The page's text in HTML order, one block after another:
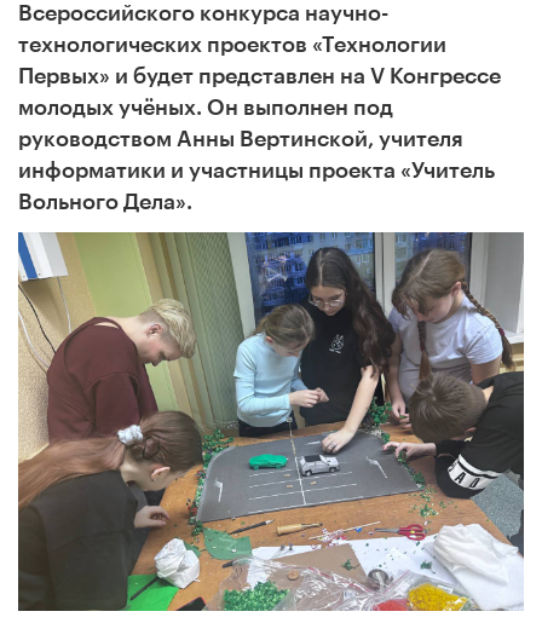
Всероссийского конкурса научно-
технологических проектов «Технологии
Первых» и будет представлен на V Конгрессе
молодых учёных. Он выполнен под
руководством Анны Вертинской, учителя
информатики и участницы проекта «Учитель
Вольного Дела».